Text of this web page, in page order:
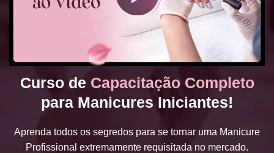
Curso de Capacitação Completo
para Manicures Iniciantes!
Aprenda todos os segredos para se tornar uma Manicure
Profissional extremamente requisitada no mercado.